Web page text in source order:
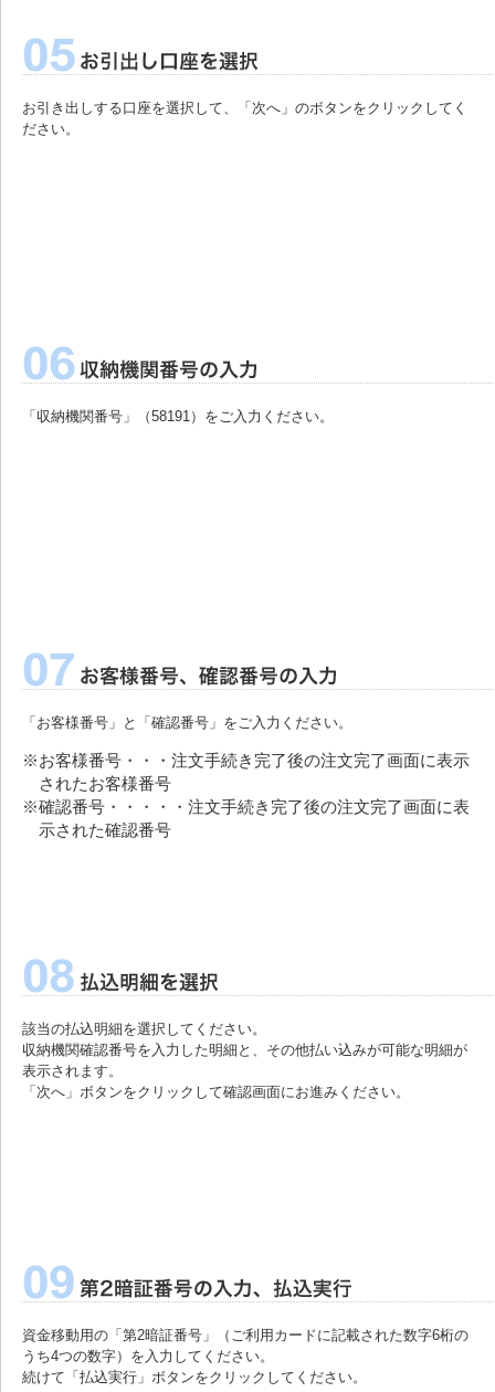
お引き出しする口座を選択して、「次へ」のボタンをクリックしてく
ださい。
「収納機関番号」（58191）をご入力ください。
「お客様番号」と「確認番号」をご入力ください。
※お客様番号・・・注文手続き完了後の注文完了画面に表示
されたお客様番号
※確認番号・・・・・注文手続き完了後の注文完了画面に表
示された確認番号
該当の払込明細を選択してください。
収納機関確認番号を入力した明細と、その他払い込みが可能な明細が
表示されます。
「次へ」ボタンをクリックして確認画面にお進みください。
資金移動用の「第2暗証番号」（ご利用カードに記載された数字6桁の
うち4つの数字）を入力してください。
続けて「払込実行」ボタンをクリックしてください。